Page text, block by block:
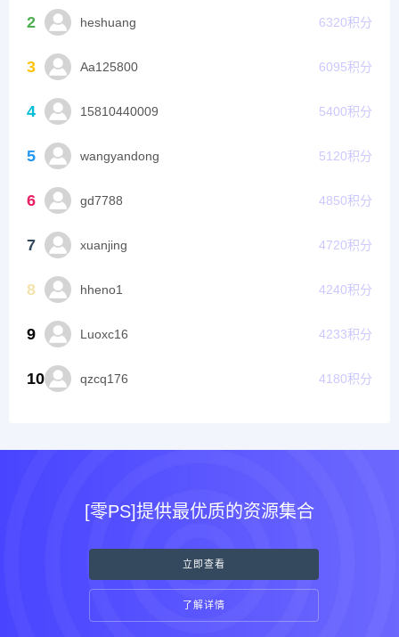
2 heshuang 6320积分
3 Aa125800 6095积分
4 15810440009 5400积分
5 wangyandong 5120积分
6 gd7788 4850积分
7 xuanjing 4720积分
8 hheno1 4240积分
9 Luoxc16 4233积分
10 qzcq176 4180积分
[零PS]提供最优质的资源集合
立即查看
了解详情